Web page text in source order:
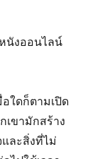
นังออนไลน์
ใดก็ตามเปิด
ขามักสร้าง
ละสิ่งที่ไม่